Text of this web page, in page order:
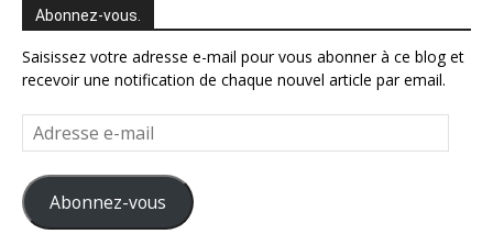
Abonnez-vous.
Saisissez votre adresse e-mail pour vous abonner à ce blog et
recevoir une notification de chaque nouvel article par email.
Adresse
e-
mail
Abonnez-vous